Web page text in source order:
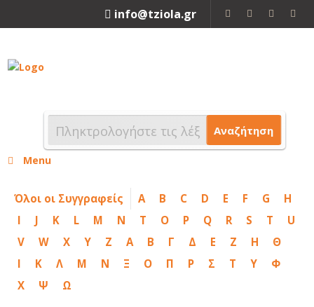
info@tziola.gr
Αναζήτηση
Menu
Όλοι οι Συγγραφείς A B C D E F G
H
I
J K L M N T O P Q R S T
U
V
W X Y Z Α Β Γ Δ Ε Ζ Η
Θ
Ι
Κ Λ Μ Ν Ξ Ο Π Ρ Σ Τ Υ
Φ
Χ
Ψ Ω